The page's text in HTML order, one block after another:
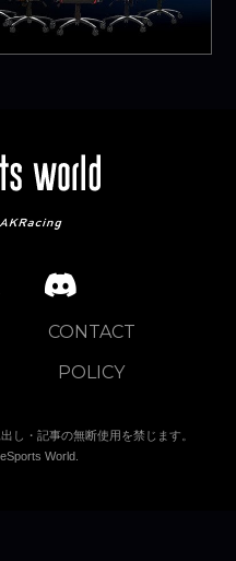
CONTACT
POLICY
し・記事の無断使用を禁じます。
World.